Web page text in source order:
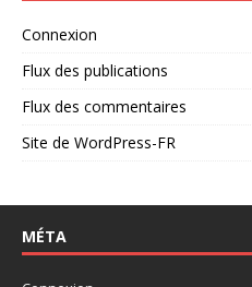
Connexion
Flux des publications
Flux des commentaires
Site de WordPress-FR
MÉTA